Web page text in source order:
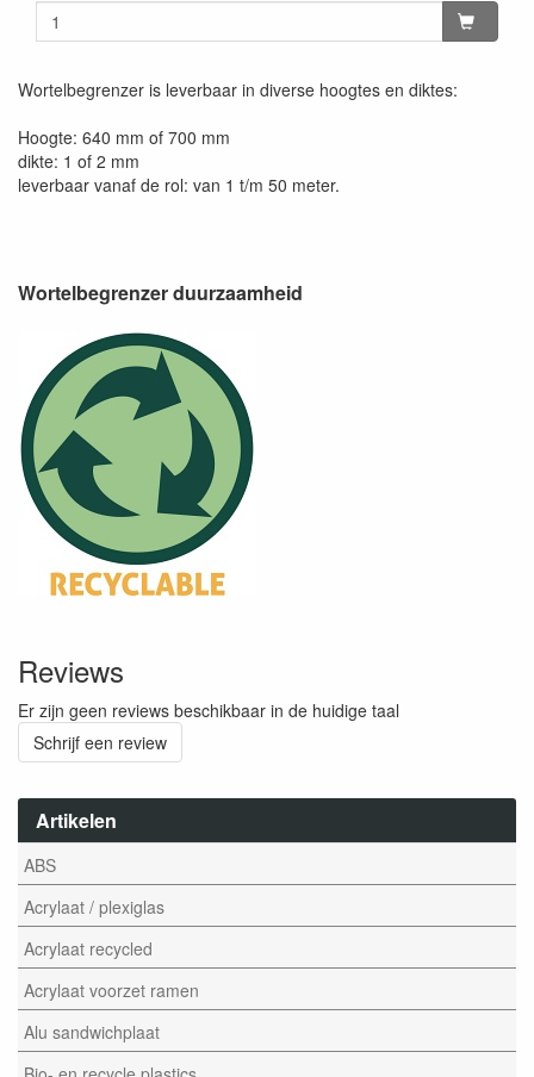
Artikelen
ABS
Acrylaat / plexiglas
Acrylaat recycled
Acrylaat voorzet ramen
Alu sandwichplaat
Wortelbegrenzer is leverbaar in diverse hoogtes en diktes:
Hoogte: 640 mm of 700 mm
dikte: 1 of 2 mm
leverbaar vanaf de rol: van 1 t/m 50 meter.
Wortelbegrenzer duurzaamheid
Reviews
Er zijn geen reviews beschikbaar in de huidige taal
Schrijf een review